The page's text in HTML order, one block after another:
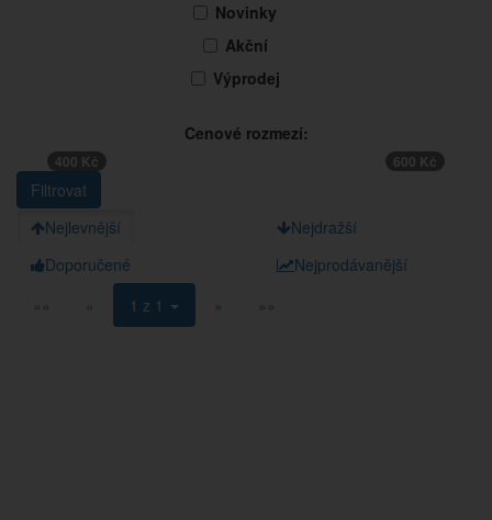
Novinky
Akční
Výprodej
Cenové rozmezí:
400 Kč 600 Kč
Nejlevnější
Nejdražší
Doporučené
Nejprodávanější
««
« 1 z 1 » »»